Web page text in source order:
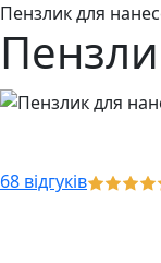
Пензлик для
68 відгуків